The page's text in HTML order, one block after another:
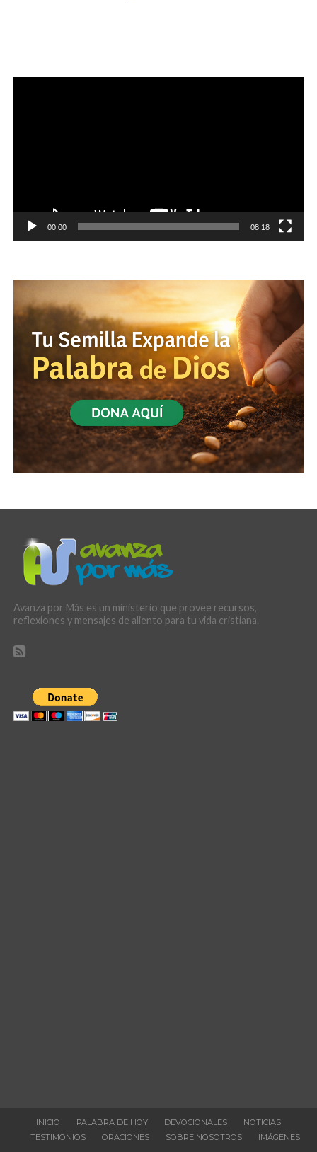
Reproductor
00:00 08:18
Avanza por Más es un ministerio que provee recursos,
reflexiones y mensajes de aliento para tu vida cristiana.
INICIO PALABRA DE HOY DEVOCIONALES
NOTICIAS
TESTIMONIOS
ORACIONES SOBRE NOSOTROS IMÁGENES